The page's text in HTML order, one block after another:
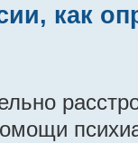
как